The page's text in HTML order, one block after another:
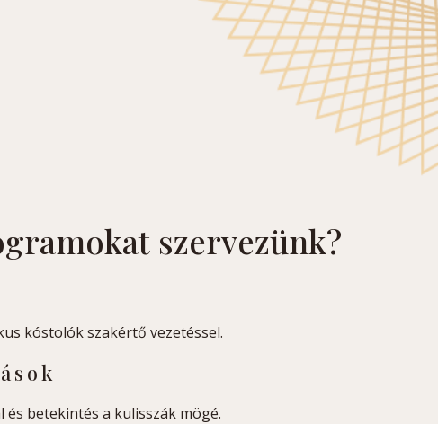
szervezünk?
kóstolók szakértő vezetéssel.
betekintés a kulisszák mögé.